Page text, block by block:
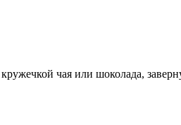
чая или шоколада,